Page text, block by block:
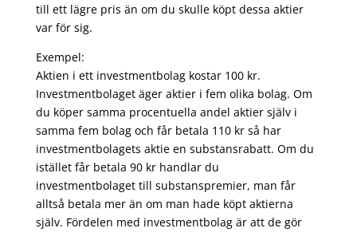
till ett lägre pris än om du skulle köpt dessa aktier
var för sig.
Exempel:
Aktien i ett investmentbolag kostar 100 kr.
Investmentbolaget äger aktier i fem olika bolag. Om
du köper samma procentuella andel aktier själv i
samma fem bolag och får betala 110 kr så har
investmentbolagets aktie en substansrabatt. Om du
istället får betala 90 kr handlar du
investmentbolaget till substanspremier, man får
alltså betala mer än om man hade köpt aktierna
själv. Fördelen med investmentbolag är att de gör